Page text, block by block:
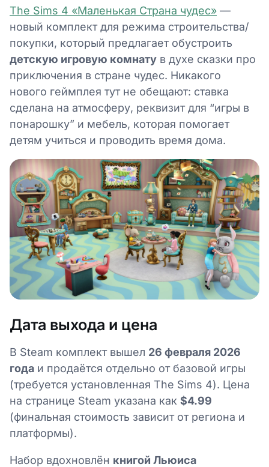
The Sims 4 «Маленькая Страна чудес» —
новый комплект для режима строительства/
покупки, который предлагает обустроить
детскую игровую комнату в духе сказки про
приключения в стране чудес. Никакого
нового геймплея тут не обещают: ставка
сделана на атмосферу, реквизит для “игры в
понарошку” и мебель, которая помогает
детям учиться и проводить время дома.
Дата выхода и цена
В Steam комплект вышел 26 февраля 2026
года и продаётся отдельно от базовой игры
(требуется установленная The Sims 4). Цена
на странице Steam указана как $4.99
(финальная стоимость зависит от региона и
платформы).
Набор вдохновлён книгой Льюиса